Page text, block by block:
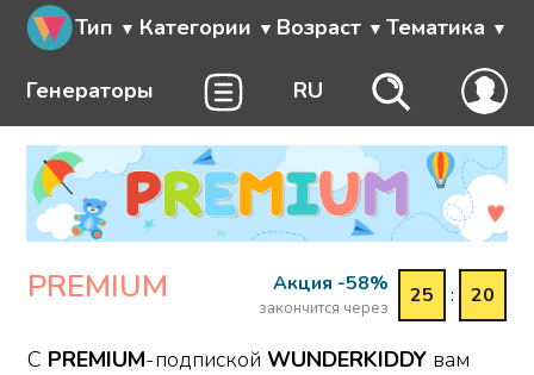
Тип Категории Возраст Тематика
Генераторы RU
PREMIUM Акция -58%
закончится через
25 : 20
С PREMIUM-подпиской WUNDERKIDDY вам